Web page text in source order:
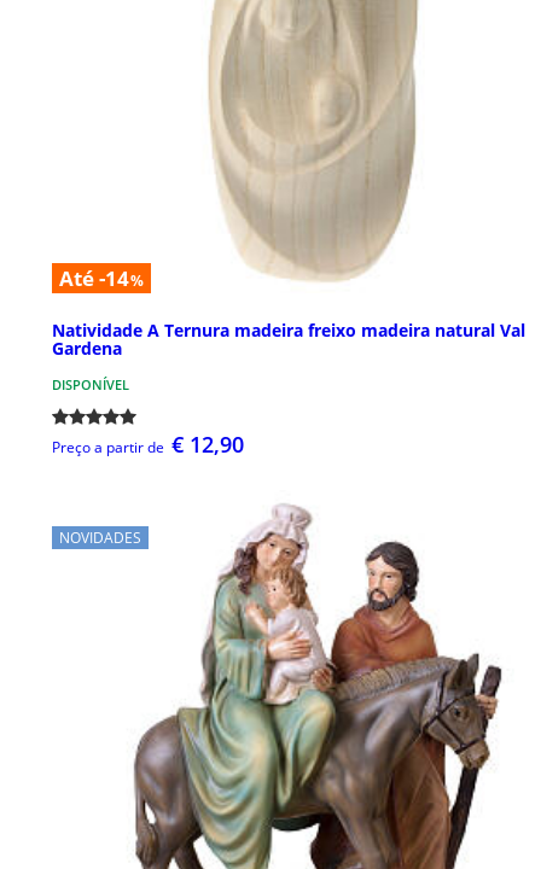
Até -14%
Natividade A Ternura madeira freixo madeira natural Val
Gardena
DISPONÍVEL
Preço a partir de € 12,90
NOVIDADES